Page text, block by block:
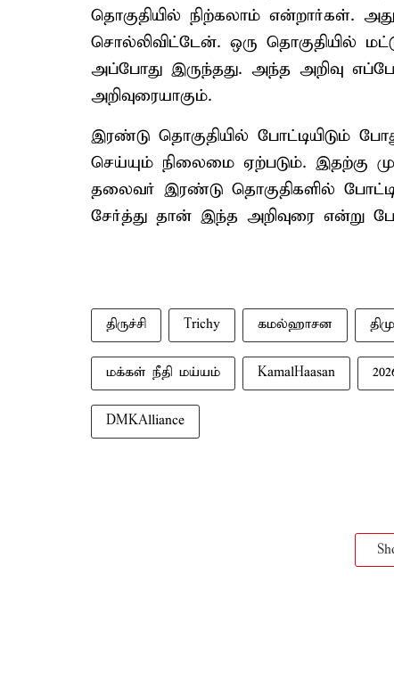
தொகுதியில் நிற்கலாம் என்றார்கள்.
சொல்லிவிட்டேன். ஒரு தொகுதியில்
அப்போது இருந்தது. அந்த அறிவு
அறிவுரையாகும்.
இரண்டு தொகுதியில் போட்டியிடும்
செய்யும் நிலைமை ஏற்படும். இதற்கு
தலைவர் இரண்டு தொகுதிகளில்
சேர்த்து தான் இந்த அறிவுரை என்று
திருச்சி Trichy கமல்ஹாசன
மக்கள் நீதி மய்யம் KamalHaasan
DMKAlliance